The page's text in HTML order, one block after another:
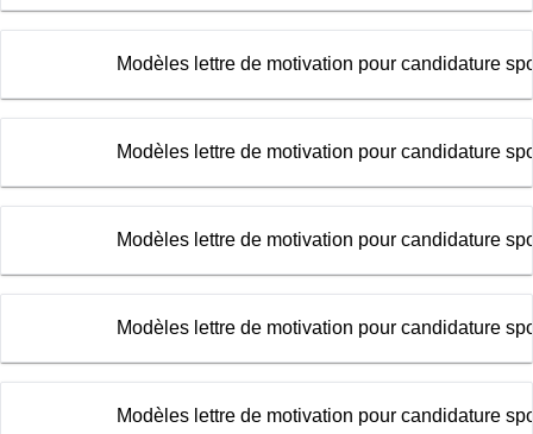
Modèles lettre de motivation pour candidature
Modèles lettre de motivation pour candidature
Modèles lettre de motivation pour candidature
Modèles lettre de motivation pour candidature
Modèles lettre de motivation pour candidature